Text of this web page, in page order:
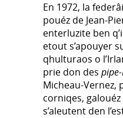
En 1972, la
pouéz de Jean-
enterluzite ben
etout s’apouyer
qhulturaos o
prie don des
Micheau-Vernez,
corniqes,
s’aleutent den